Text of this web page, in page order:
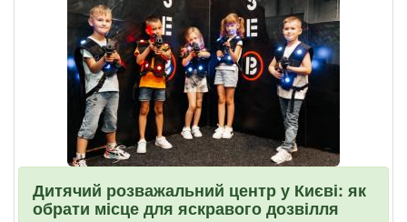
Дитячий розважальний центр у Києві: як
обрати місце для яскравого дозвілля